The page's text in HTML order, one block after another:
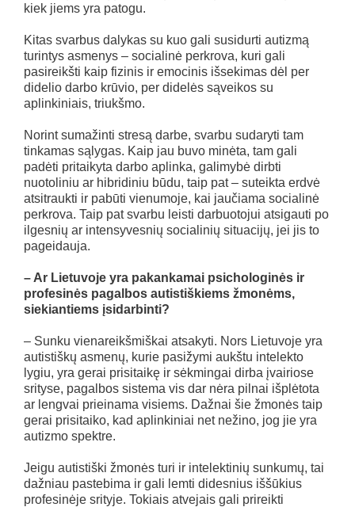
kiek jiems yra patogu.
Kitas svarbus dalykas su kuo gali susidurti autizmą
turintys asmenys – socialinė perkrova, kuri gali
pasireikšti kaip fizinis ir emocinis išsekimas dėl per
didelio darbo krūvio, per didelės sąveikos su
aplinkiniais, triukšmo.
Norint sumažinti stresą darbe, svarbu sudaryti tam
tinkamas sąlygas. Kaip jau buvo minėta, tam gali
padėti pritaikyta darbo aplinka, galimybė dirbti
nuotoliniu ar hibridiniu būdu, taip pat – suteikta erdvė
atsitraukti ir pabūti vienumoje, kai jaučiama socialinė
perkrova. Taip pat svarbu leisti darbuotojui atsigauti po
ilgesnių ar intensyvesnių socialinių situacijų, jei jis to
pageidauja.
– Ar Lietuvoje yra pakankamai psichologinės ir
profesinės pagalbos autistiškiems žmonėms,
siekiantiems įsidarbinti?
– Sunku vienareikšmiškai atsakyti. Nors Lietuvoje yra
autistiškų asmenų, kurie pasižymi aukštu intelekto
lygiu, yra gerai prisitaikę ir sėkmingai dirba įvairiose
srityse, pagalbos sistema vis dar nėra pilnai išplėtota
ar lengvai prieinama visiems. Dažnai šie žmonės taip
gerai prisitaiko, kad aplinkiniai net nežino, jog jie yra
autizmo spektre.
Jeigu autistiški žmonės turi ir intelektinių sunkumų, tai
dažniau pastebima ir gali lemti didesnius iššūkius
profesinėje srityje. Tokiais atvejais gali prireikti